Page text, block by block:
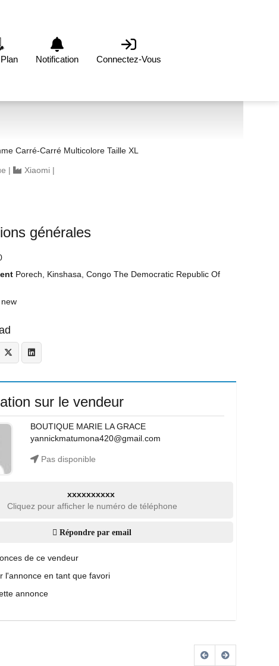
Notification Connectez-Vous
Carré-Carré Multicolore Taille XL
| Xiaomi |
générales
Porech, Kinshasa, Congo The Democratic Republic Of
new
sur le vendeur
BOUTIQUE MARIE LA GRACE
yannickmatumona420@gmail.com
Pas disponible
xxxxxxxxxx
Cliquez pour afficher le numéro de téléphone
Répondre par email
de ce vendeur
l'annonce en tant que favori
annonce